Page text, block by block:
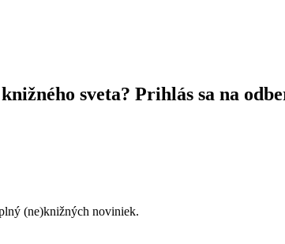
sveta? Prihlás sa na
(ne)knižných noviniek.